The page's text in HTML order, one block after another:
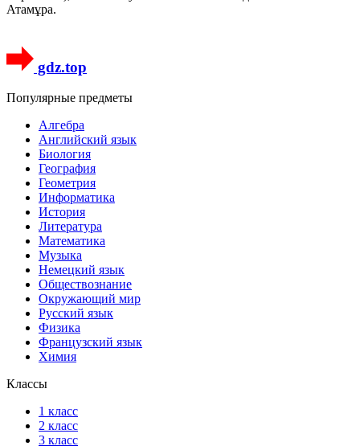
Атамұра.
gdz.top
Популярные предметы
Алгебра
Английский язык
Биология
География
Геометрия
Информатика
История
Литература
Математика
Музыка
Немецкий язык
Обществознание
Окружающий мир
Русский язык
Физика
Французский язык
Химия
Классы
1 класс
2 класс
3 класс